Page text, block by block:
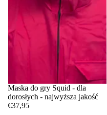
Maska do gry Squid - dla
dorosłych - najwyższa jakość
€37,95